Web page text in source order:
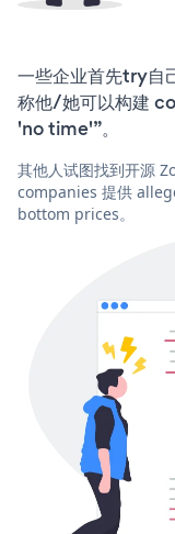
一些企业首先try
称他/她可以构建
'no time'”。
其他人试图找到开源
companies 提供
bottom prices。